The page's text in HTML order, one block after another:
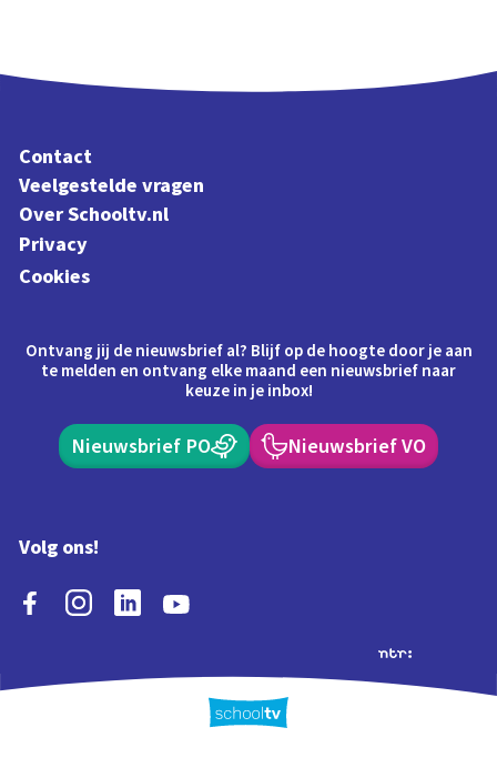
Contact
Veelgestelde vragen
Over Schooltv.nl
Privacy
Cookies
Ontvang jij de nieuwsbrief al? Blijf op de hoogte door je aan
te melden en ontvang elke maand een nieuwsbrief naar
keuze in je inbox!
Nieuwsbrief PO Nieuwsbrief VO
Volg ons!